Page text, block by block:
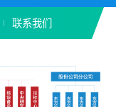
联系我们